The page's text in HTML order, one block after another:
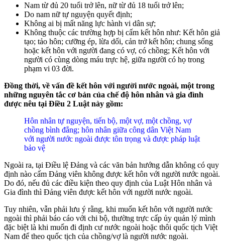
Nam từ đủ 20 tuổi trở lên, nữ từ đủ 18 tuổi trở lên;
Do nam nữ tự nguyện quyết định;
Không ai bị mất năng lực hành vi dân sự;
Không thuộc các trường hợp bị cấm kết hôn như: Kết hôn giả
tạo; tảo hôn; cưỡng ép, lừa dối, cản trở kết hôn; chung sống
hoặc kết hôn với người đang có vợ, có chồng; Kết hôn với
người có cùng dòng máu trực hệ, giữa người có họ trong
phạm vi 03 đời.
Đồng thời, về vấn đề kết hôn với người nước ngoài, một trong
những nguyên tắc cơ bản của chế độ hôn nhân và gia đình
được nêu tại Điều 2 Luật này gồm:
Hôn nhân tự nguyện, tiến bộ, một vợ, một chồng, vợ
chồng bình đẳng; hôn nhân giữa công dân Việt Nam
với người nước ngoài được tôn trọng và được pháp luật
bảo vệ
Ngoài ra, tại Điều lệ Đảng và các văn bản hướng dẫn không có quy
định nào cấm Đảng viên không được kết hôn với người nước ngoài.
Do đó, nếu đủ các điều kiện theo quy định của Luật Hôn nhân và
Gia đình thì Đảng viên được kết hôn với người nước ngoài.
Tuy nhiên, vẫn phải lưu ý rằng, khi muốn kết hôn với người nước
ngoài thì phải báo cáo với chi bộ, thường trực cấp ủy quản lý mình
đặc biệt là khi muốn đi định cư nước ngoài hoặc thôi quốc tịch Việt
Nam để theo quốc tịch của chồng/vợ là người nước ngoài.